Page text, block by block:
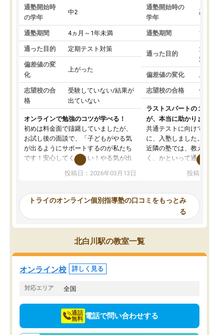
通塾開始時
の学年
中2
通塾期間 4ヵ月～1年未満
通った目的 定期テスト対策
偏差値の変
化
上がった
志望校の合
格
受験していない/結果が
出ていない
オンラインで勉強のコツが学べる！
初めは料金面で躊躇していましたが、
お試し後の面談で、「子どもがやる気
が出るようにサポートするのが私たち
です！安心してください！やる気が出
ないのは私たち講師の責任です」と言
ってくださり、確かに！と考えて、思
ったんですが、学生の先生から学ぶこ
み、徐々に成績が上がったらいいなと
思っていました。何が今足りないのか
を的確に指導いただき、子どももびっ
くりするほど楽しんでやる気を持って
塾を受けています。狙い通り、少しず
つ成績も上がり、苦手意識も無くなっ
てきたので、さらに苦手な数学も追加
でお願いしました。来年の高校受験に
投稿日：2026年03月13日
通塾開始時の
学年
高3
通塾期間 1～3
通った目的
大学
対策
偏差値の変化 上が
志望校の合格 合格
ラストスパートの１か月
が、本当に助かりました
共通テストに向けての追
に、入塾しました。田舎
近隣の塾では、教えても
く、かといって通うには
可能なので本当に助か
らないところをピンポイ
頂いて、とてもわかり
していました。一生を
スト、多少お金がかかっ
投稿日：
トライのオンライン個別指導塾の口コミをもっとみ
る
北白川駅の教室一覧
オンライン校 詳しく見る
対応エリア 全国
通話
無料 電話で問い合わせする